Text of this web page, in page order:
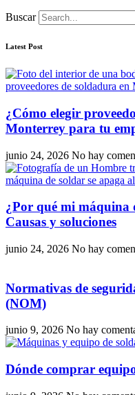
Buscar
Latest Post
¿Cómo elegir
Monterrey para tu
junio 24, 2026 No hay
¿Por qué mi máquina
Causas y soluciones
junio 24, 2026 No hay
Normativas de
(NOM)
junio 9, 2026 No hay
Dónde comprar